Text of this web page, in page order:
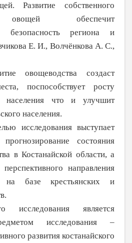
Развитие собственного
овощей обеспечит
без­опасность региона и
Е. И., Волчёнкова А. С.,
овощеводства создаст
поспособ­ствует росту
населения что и улучшит
населения.
исследования выступает
состояния
в Коста­найской области, а
направления
на базе крестьянских и
исследования явля­ется
исследования –
развития костанайского